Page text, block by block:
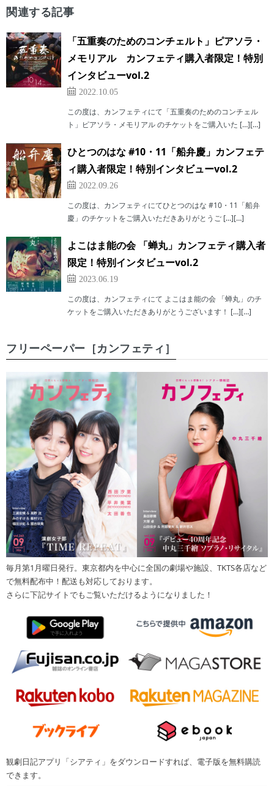
関連する記事
「五重奏のためのコンチェルト」ピアソラ・
メモリアル カンフェティ購入者限定！特別
インタビューvol.2
2022.10.05
この度は、カンフェティにて「五重奏のためのコンチェル
ト」ピアソラ・メモリアル のチケットをご購入いた […][…]
ひとつのはな #10・11「船弁慶」カンフェテ
ィ購入者限定！特別インタビューvol.2
2022.09.26
この度は、カンフェティにてひとつのはな #10・11「船弁
慶」のチケットをご購入いただきありがとうご […][…]
よこはま能の会 「蝉丸」カンフェティ購入者
限定！特別インタビューvol.2
2023.06.19
この度は、カンフェティにて よこはま能の会 「蝉丸」のチ
ケットをご購入いただきありがとうございます！ […][…]
フリーペーパー［カンフェティ］
毎月第1月曜日発行。東京都内を中心に全国の劇場や施設、TKTS各店など
で無料配布中！配送も対応しております。
さらに下記サイトでもご覧いただけるようになりました！
観劇日記アプリ「シアティ」をダウンロードすれば、電子版を無料購読
できます。